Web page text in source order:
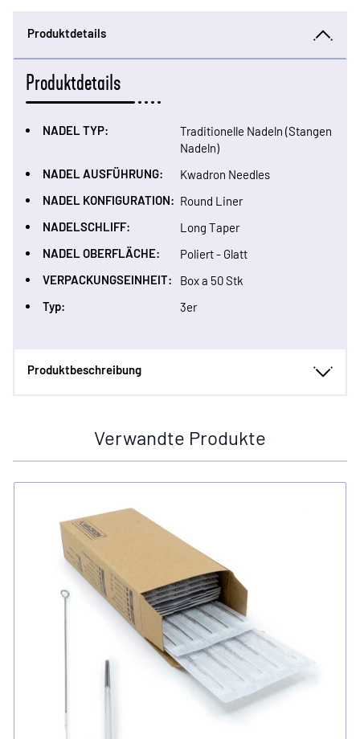
Produktdetails
Produktdetails
NADEL TYP:
Traditionelle Nadeln (Stangen
Nadeln)
NADEL AUSFÜHRUNG:
Kwadron Needles
NADEL KONFIGURATION: Round Liner
NADELSCHLIFF:
Long Taper
NADEL OBERFLÄCHE:
Poliert - Glatt
VERPACKUNGSEINHEIT:
Box a 50 Stk
Typ:
3er
Produktbeschreibung
Verwandte Produkte